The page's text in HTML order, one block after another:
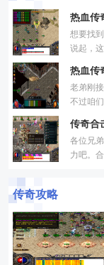
热血传
想要找
说起，
热血传
老弟刚
不过咱
传奇合
各位兄
力吧。
传奇攻略